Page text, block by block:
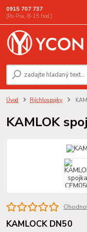
0915 707 737
(Po-Pia, 8-15 hod.)
Úvod Rýchlospojky
KAMLOK
KAMLOCK DN50